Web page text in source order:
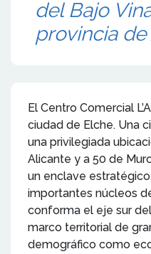
del Bajo
provincia de
El Centro Comercial
ciudad de Elche. Una
una privilegiada
Alicante y a 50 de
un enclave
importantes núcleos
conforma el eje sur
marco territorial de
demográfico como